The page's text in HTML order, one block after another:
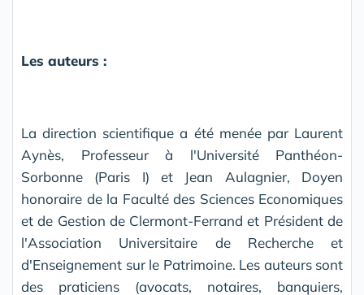
Les auteurs :
La direction scientifique a été menée par Laurent
Aynès, Professeur à l'Université Panthéon-
Sorbonne (Paris I) et Jean Aulagnier, Doyen
honoraire de la Faculté des Sciences Economiques
et de Gestion de Clermont-Ferrand et Président de
l'Association Universitaire de Recherche et
d'Enseignement sur le Patrimoine. Les auteurs sont
des praticiens (avocats, notaires, banquiers,